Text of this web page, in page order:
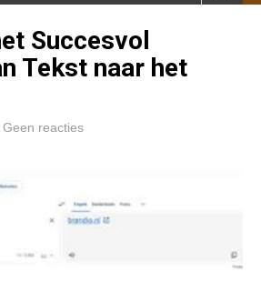
Succesvol
Tekst naar het
Geen reacties